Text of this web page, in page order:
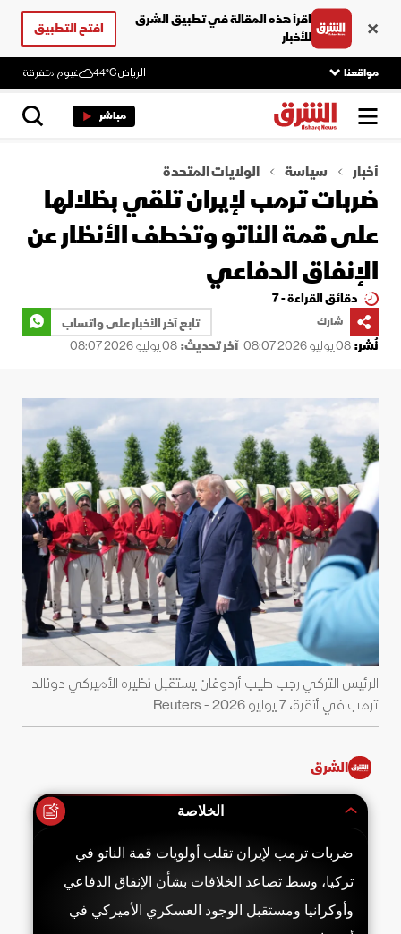
اقرأ هذه المقالة في تطبيق الشرق
للأخبار
افتح التطبيق
مواقعنا الرياض44°C غيوم متفرقة
مباشر
أخبار سياسة الولايات المتحدة
ضربات ترمب لإيران تلقي بظلالها
على قمة الناتو وتخطف الأنظار عن
الإنفاق الدفاعي
دقائق القراءة - 7
شارك
تابع آخر الأخبار على واتساب
نُشر:08 يوليو 2026 08:07 آخر تحديث:08 يوليو 2026 08:07
الرئيس التركي رجب طيب أردوغان يستقبل نظيره الأميركي دونالد
ترمب في أنقرة، 7 يوليو 2026 - Reuters
الشرق
الخلاصة
ضربات ترمب لإيران تقلب أولويات قمة الناتو في
تركيا، وسط تصاعد الخلافات بشأن الإنفاق الدفاعي
وأوكرانيا ومستقبل الوجود العسكري الأميركي في